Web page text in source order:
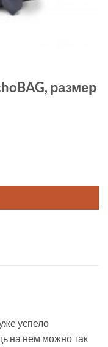
размер
успело
на нем можно так